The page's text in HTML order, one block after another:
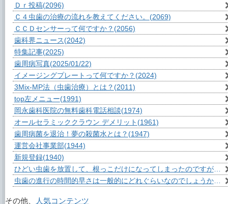
Ｄｒ投稿(2096)
Ｃ４虫歯の治療の流れを教えてください。 (2069)
ＣＣＤセンサーって何ですか？ (2056)
歯科界ニュース(2042)
特集記事(2025)
歯周病写真(2025/01/22)
イメージングプレートって何ですか？ (2024)
3Mix-MP法（虫歯治療）とは？ (2011)
top左メニュー(1991)
岡永歯科医院の無料歯科電話相談(1974)
オールセラミッククラウン デメリット (1961)
歯周病菌を退治！夢の殺菌水とは？ (1947)
運営会社事業部(1944)
新規登録(1940)
ひどい虫歯を放置して、根っこだけになってしまったのですが？
虫歯の進行の時間的早さは一般的にどれぐらいなのでしょうか？
その他、 人気コンテンツ